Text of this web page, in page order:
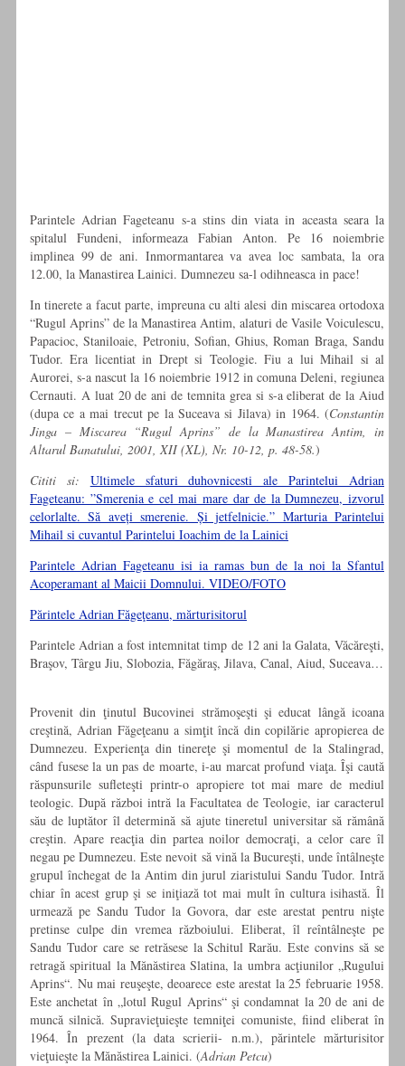
Parintele Adrian Fageteanu s-a stins din viata in aceasta seara la
spitalul Fundeni, informeaza Fabian Anton. Pe 16 noiembrie
implinea 99 de ani. Inmormantarea va avea loc sambata, la ora
12.00, la Manastirea Lainici. Dumnezeu sa-l odihneasca in pace!
In tinerete a facut parte, impreuna cu alti alesi din miscarea ortodoxa
“Rugul Aprins” de la Manastirea Antim, alaturi de Vasile Voiculescu,
Papacioc, Staniloaie, Petroniu, Sofian, Ghius, Roman Braga, Sandu
Tudor. Era licentiat in Drept si Teologie. Fiu a lui Mihail si al
Aurorei, s-a nascut la 16 noiembrie 1912 in comuna Deleni, regiunea
Cernauti. A luat 20 de ani de temnita grea si s-a eliberat de la Aiud
(dupa ce a mai trecut pe la Suceava si Jilava) in 1964. (Constantin
Jinga – Miscarea “Rugul Aprins” de la Manastirea Antim, in
Altarul Banatului, 2001, XII (XL), Nr. 10-12, p. 48-58.)
Cititi si:
Ultimele sfaturi duhovnicesti ale Parintelui Adrian
Fageteanu: ”Smerenia e cel mai mare dar de la Dumnezeu, izvorul
celorlalte. Să aveți smerenie. Și jetfelnicie.” Marturia Parintelui
Mihail si cuvantul Parintelui Ioachim de la Lainici
Parintele Adrian Fageteanu isi ia ramas bun de la noi la Sfantul
Acoperamant al Maicii Domnului. VIDEO/FOTO
Părintele Adrian Făgeţeanu, mărturisitorul
Parintele Adrian a fost intemnitat timp de 12 ani la Galata, Văcăreşti,
Braşov, Târgu Jiu, Slobozia, Făgăraş, Jilava, Canal, Aiud, Suceava…
Provenit din ţinutul Bucovinei strămoşeşti şi educat lângă icoana
creştină, Adrian Făgeţeanu a simţit încă din copilărie apropierea de
Dumnezeu. Experienţa din tinereţe şi momentul de la Stalingrad,
când fusese la un pas de moarte, i-au marcat profund viaţa. Îşi caută
răspunsurile sufleteşti printr-o apropiere tot mai mare de mediul
teologic. După război intră la Facultatea de Teologie, iar caracterul
său de luptător îl determină să ajute tineretul universitar să rămână
creştin. Apare reacţia din partea noilor democraţi, a celor care îl
negau pe Dumnezeu. Este nevoit să vină la Bucureşti, unde întâlneşte
grupul închegat de la Antim din jurul ziaristului Sandu Tudor. Intră
chiar în acest grup şi se iniţiază tot mai mult în cultura isihastă. Îl
urmează pe Sandu Tudor la Govora, dar este arestat pentru nişte
pretinse culpe din vremea războiului. Eliberat, îl reîntâlneşte pe
Sandu Tudor care se retrăsese la Schitul Rarău. Este convins să se
retragă spiritual la Mănăstirea Slatina, la umbra acţiunilor „Rugului
Aprins“. Nu mai reuşeşte, deoarece este arestat la 25 februarie 1958.
Este anchetat în „lotul Rugul Aprins“ şi condamnat la 20 de ani de
muncă silnică. Supravieţuieşte temniţei comuniste, fiind eliberat în
1964. În prezent (la data scrierii- n.m.), părintele mărturisitor
vieţuieşte la Mănăstirea Lainici. (Adrian Petcu)